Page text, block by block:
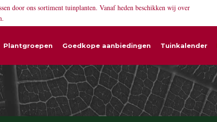
door ons sortiment tuinplanten. Vanaf heden beschikken wij over
Plantgroepen Goedkope aanbiedingen Tuinkalender